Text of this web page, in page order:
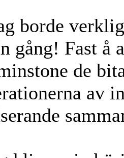
borde
gång! Fast å
de
av